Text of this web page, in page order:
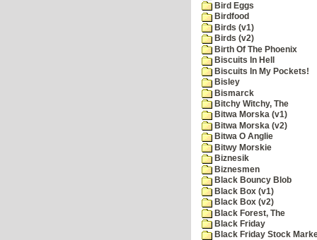
Bird Eggs
Birdfood
Birds (v1)
Birds (v2)
Birth Of The Phoenix
Biscuits In Hell
Biscuits In My Pockets!
Bisley
Bismarck
Bitchy Witchy, The
Bitwa Morska (v1)
Bitwa Morska (v2)
Bitwa O Anglie
Bitwy Morskie
Biznesik
Biznesmen
Black Bouncy Blob
Black Box (v1)
Black Box (v2)
Black Forest, The
Black Friday
Black Friday Stock